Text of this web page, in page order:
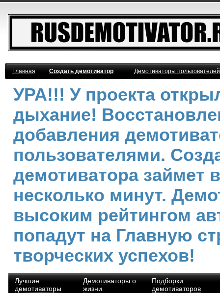
Главная Создать демотиватор Демотиваторы
УРА!!! У проекта
дыхание!
добавления
пользователями.
демотиватора займет
несколько минут.
высоким рейтингом
попадут на Главную
творческих успехов!
Лучшие
демотиваторы
Демотиваторы о
жизни
Подборки
демотиваторов